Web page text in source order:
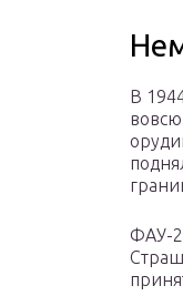
В
ФАУ-2